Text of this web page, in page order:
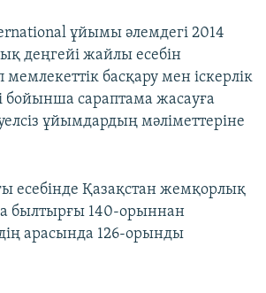
ұйымы әлемдегі 2014
деңгейі жайлы есебін
басқару мен іскерлік
бойынша сараптама жасауға
ұйымдардың мәліметтеріне
есебінде Қазақстан жемқорлық
былтырғы 140-орыннан
арасында 126-орынды